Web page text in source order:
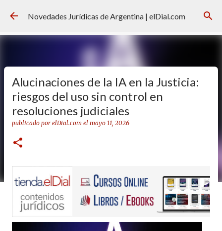
Ir al contenido principal
Novedades Jurídicas de Argentina | elDial.com
Alucinaciones de la IA en la Justicia:
riesgos del uso sin control en
resoluciones judiciales
publicado por elDial.com el mayo 11, 2026